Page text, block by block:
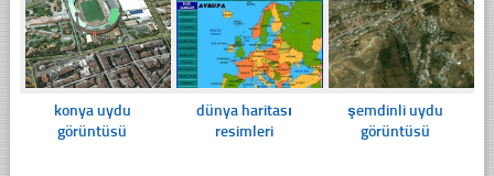
konya uydu
görüntüsü
dünya haritası
resimleri
şemdinli uydu
görüntüsü